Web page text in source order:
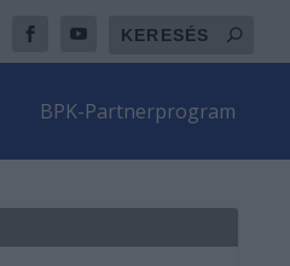
BPK-Partnerprogram